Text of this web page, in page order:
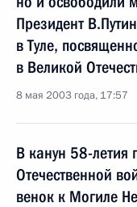
Президент
в Туле,
в Великой
8 мая 2003 года, 17:57
В канун 58-летия
Отечественной
венок к Могиле